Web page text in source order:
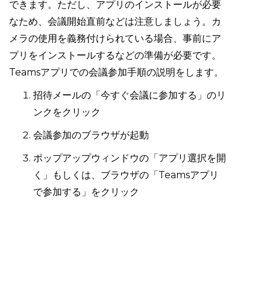
できます。ただし、アプリのインストールが必要
なため、会議開始直前などは注意しましょう。カ
メラの使用を義務付けられている場合、事前にア
プリをインストールするなどの準備が必要です。
Teamsアプリでの会議参加手順の説明をします。
招待メールの「今すぐ会議に参加する」のリ
ンクをクリック
会議参加のブラウザが起動
ポップアップウィンドウの「アプリ選択を開
く」もしくは、ブラウザの「Teamsアプリ
で参加する」をクリック